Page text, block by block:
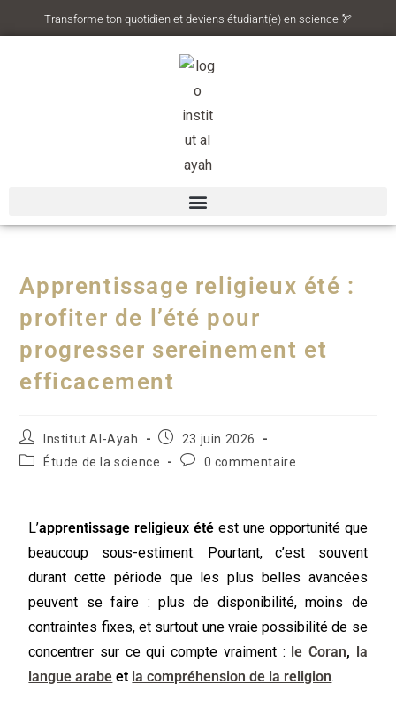
Transforme ton quotidien et deviens étudiant(e) en science 🏹
Apprentissage religieux été :
profiter de l’été pour
progresser sereinement et
efficacement
Institut Al-Ayah
23 juin 2026
Étude de la science
0 commentaire
L’apprentissage religieux été est une opportunité que
beaucoup sous-estiment. Pourtant, c’est souvent
durant cette période que les plus belles avancées
peuvent se faire : plus de disponibilité, moins de
contraintes fixes, et surtout une vraie possibilité de se
concentrer sur ce qui compte vraiment : le Coran, la
langue arabe et la compréhension de la religion.